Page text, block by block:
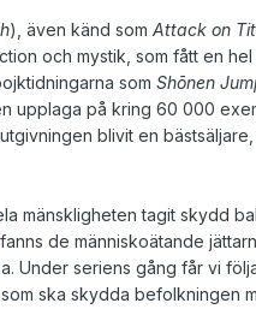
), även känd som Attack on
och mystik, som fått en
som Shōnen
upplaga på kring 60 000
blivit en
mänskligheten tagit skydd
de människoätande
Under seriens gång får vi
ska skydda befolkningen